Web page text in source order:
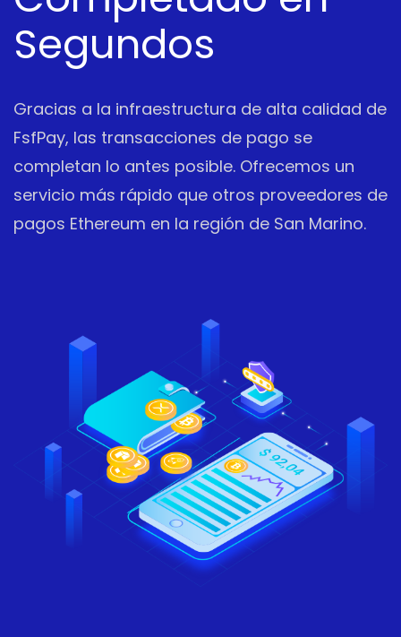
Segundos
Gracias a la infraestructura de alta calidad de
FsfPay, las transacciones de pago se
completan lo antes posible. Ofrecemos un
servicio más rápido que otros proveedores de
pagos Ethereum en la región de San Marino.